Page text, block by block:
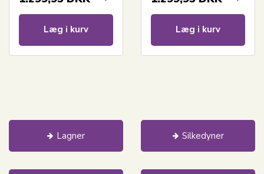
Læg i kurv Læg i kurv
Lagner Silkedyner